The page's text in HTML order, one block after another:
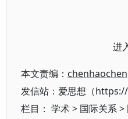
进
本文责编：
发信站：爱思想（
栏目： 学术> 国际关系>